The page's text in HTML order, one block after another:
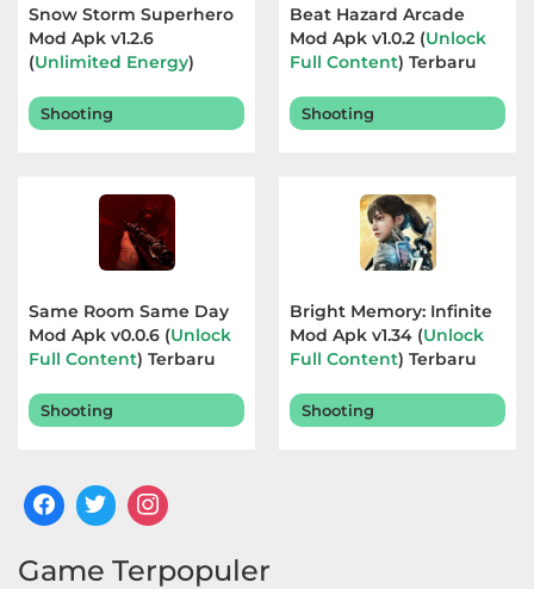
Snow Storm Superhero
Mod Apk v1.2.6
(Unlimited Energy)
Shooting
Beat Hazard Arcade
Mod Apk v1.0.2 (Unlock
Full Content) Terbaru
Shooting
Same Room Same Day
Mod Apk v0.0.6 (Unlock
Full Content) Terbaru
Shooting
Bright Memory: Infinite
Mod Apk v1.34 (Unlock
Full Content) Terbaru
Shooting
Game Terpopuler